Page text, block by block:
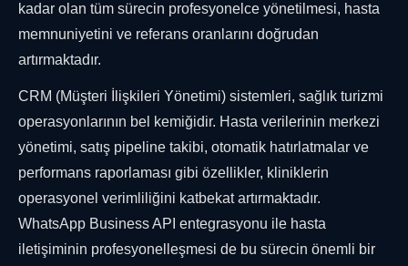
kadar olan tüm sürecin profesyonelce yönetilmesi, hasta
memnuniyetini ve referans oranlarını doğrudan
artırmaktadır.
CRM (Müşteri İlişkileri Yönetimi) sistemleri, sağlık turizmi
operasyonlarının bel kemiğidir. Hasta verilerinin merkezi
yönetimi, satış pipeline takibi, otomatik hatırlatmalar ve
performans raporlaması gibi özellikler, kliniklerin
operasyonel verimliliğini katbekat artırmaktadır.
WhatsApp Business API entegrasyonu ile hasta
iletişiminin profesyonelleşmesi de bu sürecin önemli bir